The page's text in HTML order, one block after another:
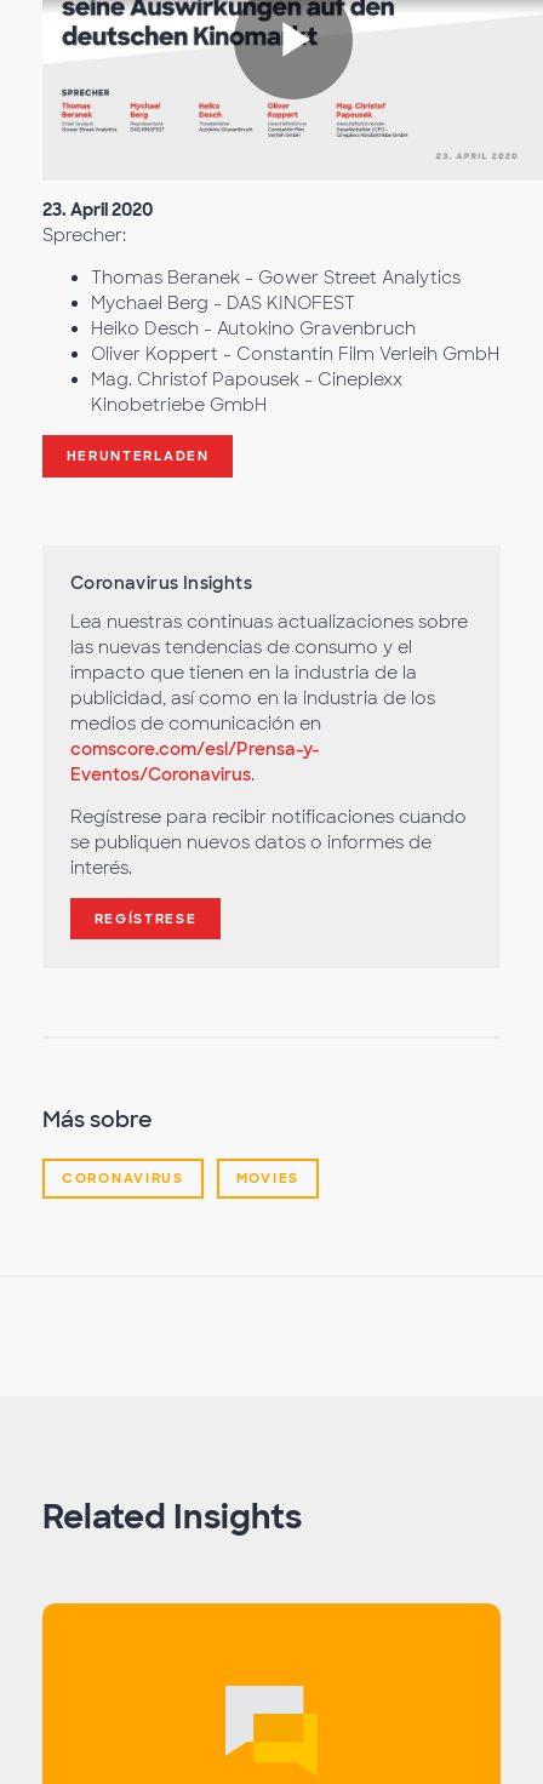
23. April 2020
Sprecher:
Thomas Beranek - Gower Street Analytics
Mychael Berg - DAS KINOFEST
Heiko Desch - Autokino Gravenbruch
Oliver Koppert - Constantin Film Verleih GmbH
Mag. Christof Papousek - Cineplexx
Kinobetriebe GmbH
HERUNTERLADEN
Coronavirus Insights
Lea nuestras continuas actualizaciones sobre
las nuevas tendencias de consumo y el
impacto que tienen en la industria de la
publicidad, así como en la industria de los
medios de comunicación en
comscore.com/esl/Prensa-y-
Eventos/Coronavirus.
Regístrese para recibir notificaciones cuando
se publiquen nuevos datos o informes de
interés.
REGÍSTRESE
Más sobre
CORONAVIRUS MOVIES
Related Insights